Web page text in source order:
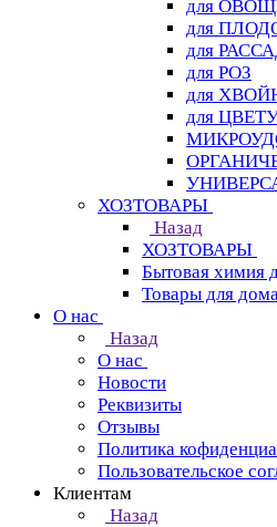
для
для
для
для РОЗ
для
для
ХОЗТОВАРЫ
Назад
ХОЗТОВАРЫ
Бытовая химия
Товары для
О нас
Назад
О нас
Новости
Реквизиты
Отзывы
Политика
Пользовательское
Клиентам
Назад